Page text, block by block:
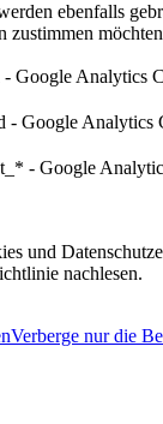
ebenfalls
zustimmen
Google Analytics
- Google Analytics
- Google
und
nachlesen.
Verberge nur die